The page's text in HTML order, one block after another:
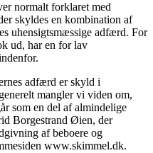
normalt forklaret med
skyldes en kombination af
uhensigtsmæssige adfærd. For
ud, har en for lav
adfærd er skyld i
mangler vi viden om,
som en del af almindelige
Borgestrand Øien, der
af beboere og
www.skimmel.dk.